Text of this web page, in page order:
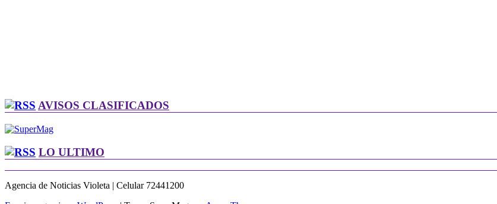
AVISOS CLASIFICADOS
LO ULTIMO
Agencia de Noticias Violeta | Celular 72441200